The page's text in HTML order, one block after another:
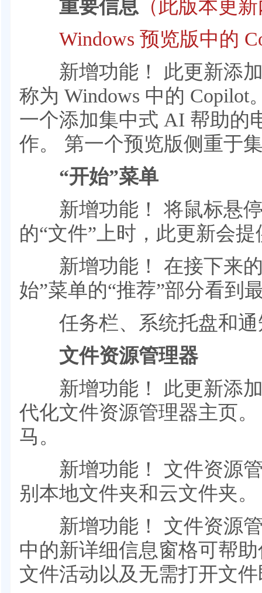
重要信息 （此版本更
Windows 预览版中的
新增功能！ 此更新添加
称为 Windows 中的 Copilot
一个添加集中式 AI 帮助的
作。 第一个预览版侧重于
“开始”菜单
新增功能！ 将鼠标悬停
的“文件”上时，此更新会
新增功能！ 在接下来的
始”菜单的“推荐”部分看到
任务栏、系统托盘和通
文件资源管理器
新增功能！ 此更新添加
代化文件资源管理器主页
马。
新增功能！ 文件资源管
别本地文件夹和云文件夹
新增功能！ 文件资源管
中的新详细信息窗格可帮
文件活动以及无需打开文